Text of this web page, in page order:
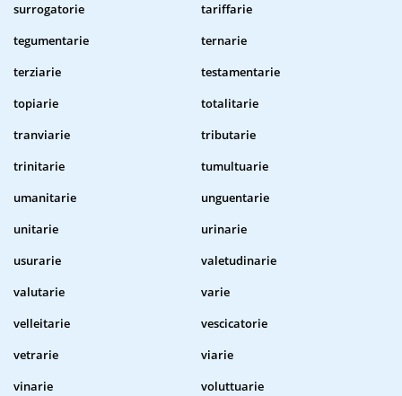
surrogatorie
tariffarie
tegumentarie
ternarie
terziarie
testamentarie
topiarie
totalitarie
tranviarie
tributarie
trinitarie
tumultuarie
umanitarie
unguentarie
unitarie
urinarie
usurarie
valetudinarie
valutarie
varie
velleitarie
vescicatorie
vetrarie
viarie
vinarie
voluttuarie